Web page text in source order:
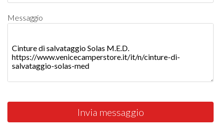
Messaggio
Invia messaggio